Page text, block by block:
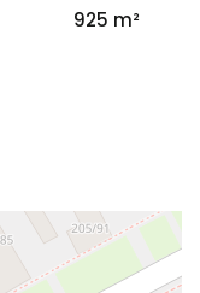
925 m²